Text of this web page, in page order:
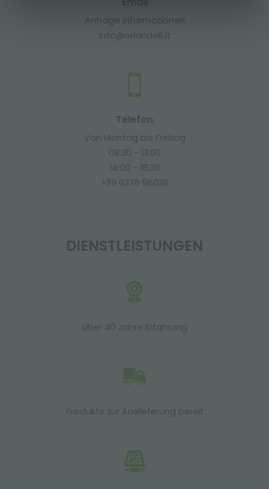
Anfrage Informationen
info@orlandelli.it
Telefon
Von Montag bis Freitag
08:30 - 13:00
14:00 - 18:30
+39 0376 960311
DIENSTLEISTUNGEN
Über 40 Jahre Erfahrung
Produkte zur Auslieferung bereit